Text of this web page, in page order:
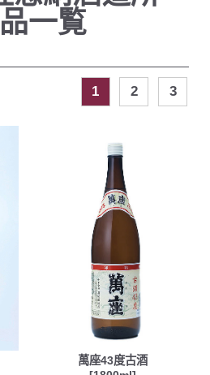
一覧
1 2 3
萬座43度古酒